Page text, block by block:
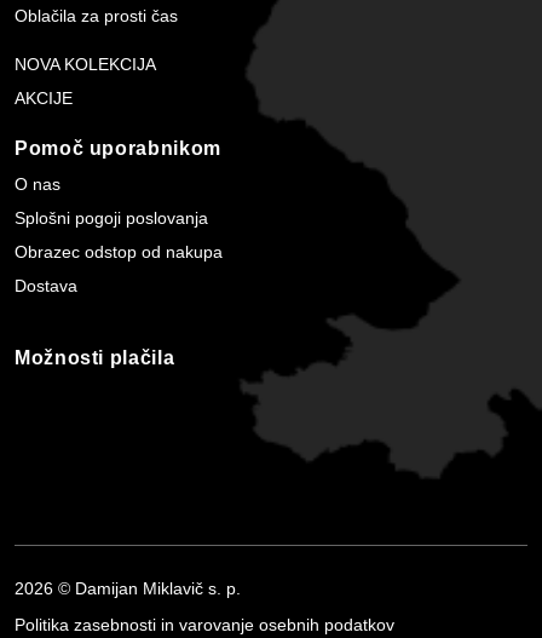
Oblačila za prosti čas
NOVA KOLEKCIJA
AKCIJE
Pomoč uporabnikom
O nas
Splošni pogoji poslovanja
Obrazec odstop od nakupa
Dostava
Možnosti plačila
2026 © Damijan Miklavič s. p.
Politika zasebnosti in varovanje osebnih podatkov